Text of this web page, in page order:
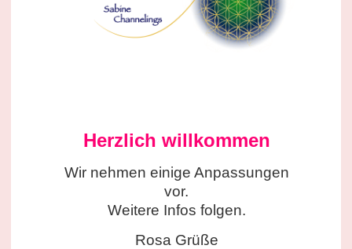
Herzlich willkommen
Wir nehmen einige Anpassungen
vor.
Weitere Infos folgen.
Rosa Grüße